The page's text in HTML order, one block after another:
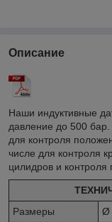
Описание
Наши индуктивные
давление до 500
для контроля
числе для контроля
цилидров и
Размеры
Ø